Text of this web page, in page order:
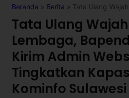
Beranda » Berita » Tata Ulang
Tata Ulang
Lembaga,
Kirim Admin
Tingkatkan
Kominfo